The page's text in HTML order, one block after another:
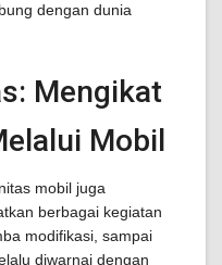
dengan dunia
Mengikat
Mobil
mobil juga
berbagai kegiatan
modifikasi, sampai
diwarnai dengan